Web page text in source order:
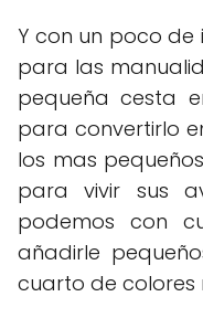
Y con un poco
para las
pequeña cesta
para convertirlo
los mas
para vivir sus
podemos con
añadirle
cuarto de colores